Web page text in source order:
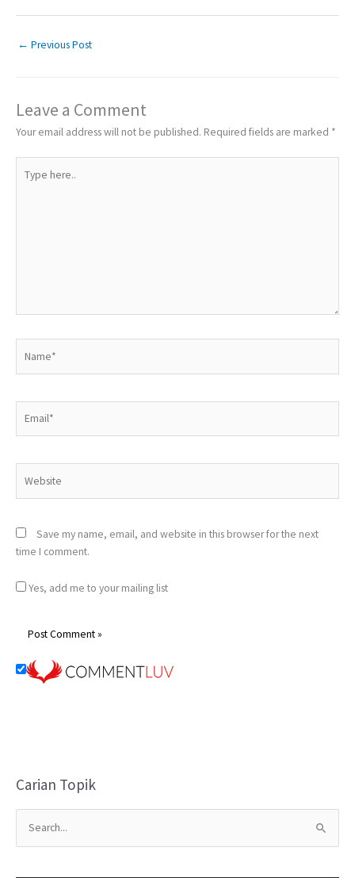
← Previous Post
Leave a Comment
Your email address will not be published. Required fields are marked *
here..
Save my name, email, and website in this browser for the next
time I comment.
Yes, add me to your mailing list
Carian Topik